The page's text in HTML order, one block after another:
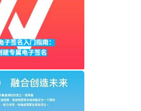
签名入门指南：一步
子签名